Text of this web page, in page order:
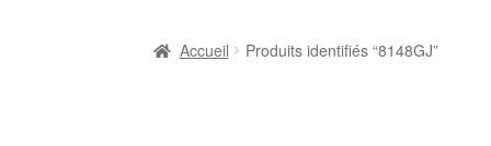
Accueil Produits identifiés “8148GJ”